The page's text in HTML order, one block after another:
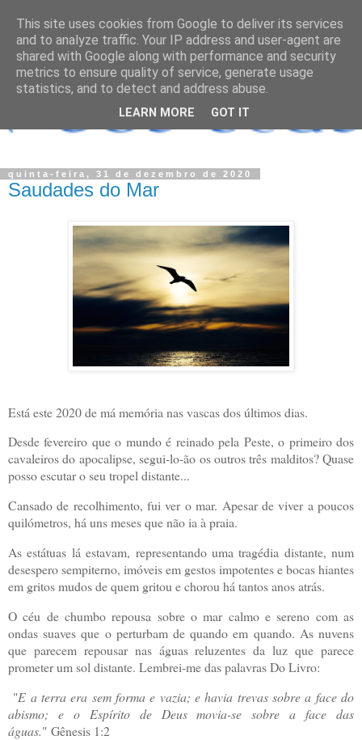
quinta-feira, 31 de dezembro de 2020
Saudades do Mar
Está este 2020 de má memória nas vascas dos últimos dias.
Desde fevereiro que o mundo é reinado pela Peste, o primeiro dos
cavaleiros do apocalipse, segui-lo-ão os outros três malditos? Quase
posso escutar o seu tropel distante...
Cansado de recolhimento, fui ver o mar. Apesar de viver a poucos
quilómetros, há uns meses que não ia à praia.
As estátuas lá estavam, representando uma tragédia distante, num
desespero sempiterno, imóveis em gestos impotentes e bocas hiantes
em gritos mudos de quem gritou e chorou há tantos anos atrás.
O céu de chumbo repousa sobre o mar calmo e sereno com as
ondas suaves que o perturbam de quando em quando. As nuvens
que parecem repousar nas águas reluzentes da luz que parece
prometer um sol distante. Lembrei-me das palavras Do Livro:
"E a terra era sem forma e vazia; e havia trevas sobre a face do
abismo; e o Espírito de Deus movia-se sobre a face das
águas." Gênesis 1:2
This site uses cookies from Google to deliver its services
and to analyze traffic. Your IP address and user-agent are
shared with Google along with performance and security
metrics to ensure quality of service, generate usage
statistics, and to detect and address abuse.
LEARN MORE GOT IT